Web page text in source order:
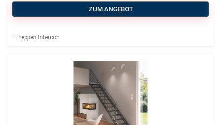
ZUM ANGEBOT
Treppen Intercon